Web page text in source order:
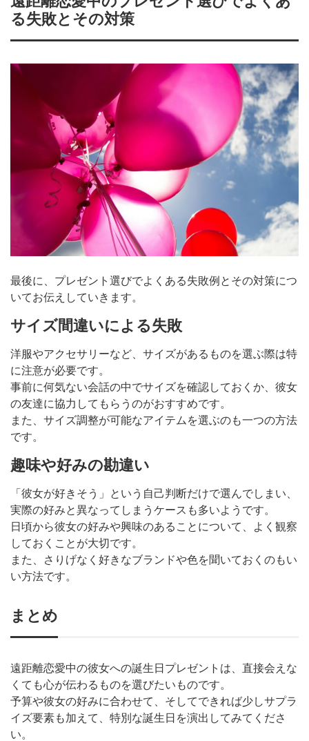
る失敗とその対策
最後に、プレゼント選びでよくある失敗例とその対策につ
いてお伝えしていきます。
サイズ間違いによる失敗
洋服やアクセサリーなど、サイズがあるものを選ぶ際は特
に注意が必要です。
事前に何気ない会話の中でサイズを確認しておくか、彼女
の友達に協力してもらうのがおすすめです。
また、サイズ調整が可能なアイテムを選ぶのも一つの方法
です。
趣味や好みの勘違い
「彼女が好きそう」という自己判断だけで選んでしまい、
実際の好みと異なってしまうケースも多いようです。
日頃から彼女の好みや興味のあることについて、よく観察
しておくことが大切です。
また、さりげなく好きなブランドや色を聞いておくのもい
い方法です。
まとめ
遠距離恋愛中の彼女への誕生日プレゼントは、直接会えな
くても心が伝わるものを選びたいものです。
予算や彼女の好みに合わせて、そしてできれば少しサプラ
イズ要素も加えて、特別な誕生日を演出してみてくださ
い。